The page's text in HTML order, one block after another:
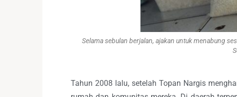
Selama sebulan berjalan, ajakan untuk menabung
Tahun 2008 lalu, setelah Topan Nargis